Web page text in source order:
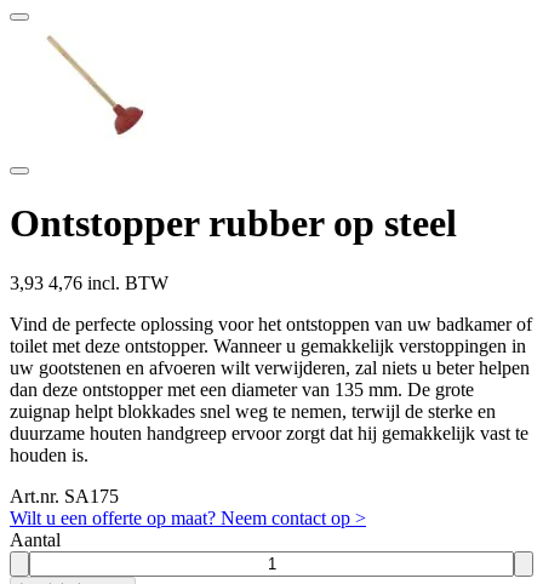
Ontstopper rubber op steel
3,93 4,76 incl. BTW
Vind de perfecte oplossing voor het ontstoppen van uw badkamer of
toilet met deze ontstopper. Wanneer u gemakkelijk verstoppingen in
uw gootstenen en afvoeren wilt verwijderen, zal niets u beter helpen
dan deze ontstopper met een diameter van 135 mm. De grote
zuignap helpt blokkades snel weg te nemen, terwijl de sterke en
duurzame houten handgreep ervoor zorgt dat hij gemakkelijk vast te
houden is.
Art.nr. SA175
Wilt u een offerte op maat? Neem contact op >
Aantal